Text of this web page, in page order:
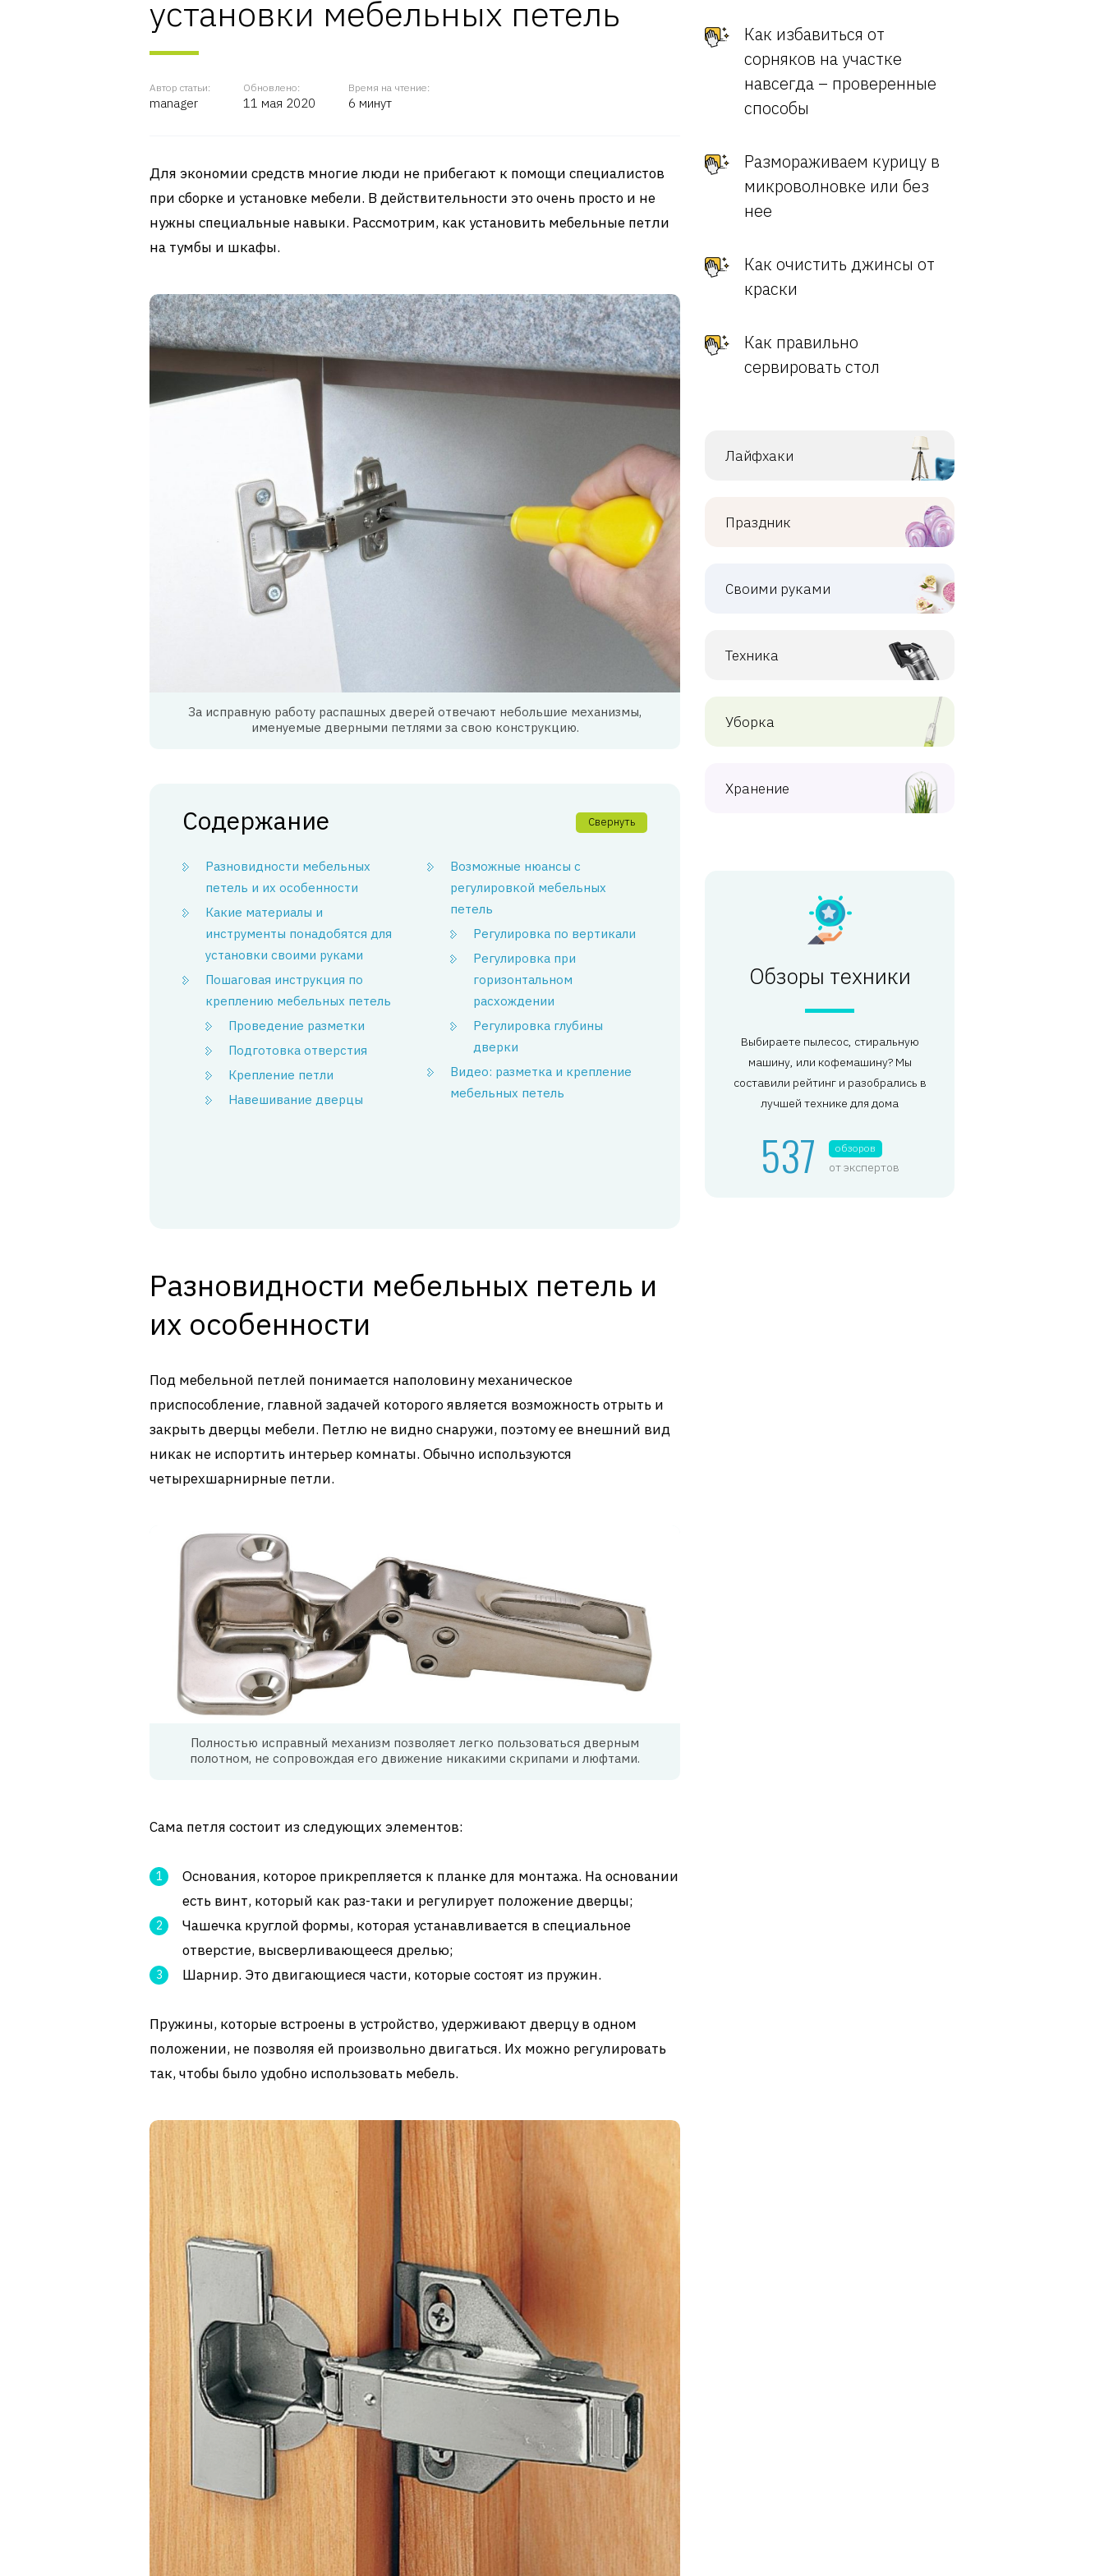
установки мебельных петель
Автор статьи:
manager
Обновлено:
11 мая 2020
Время на чтение:
6 минут
Для экономии средств многие люди не прибегают к помощи специалистов
при сборке и установке мебели. В действительности это очень просто и не
нужны специальные навыки. Рассмотрим, как установить мебельные петли
на тумбы и шкафы.
За исправную работу распашных дверей отвечают небольшие механизмы,
именуемые дверными петлями за свою конструкцию.
Содержание Свернуть
Разновидности мебельных
петель и их особенности
Какие материалы и
инструменты понадобятся для
установки своими руками
Пошаговая инструкция по
креплению мебельных петель
Проведение разметки
Подготовка отверстия
Крепление петли
Навешивание дверцы
Возможные нюансы с
регулировкой мебельных
петель
Регулировка по вертикали
Регулировка при
горизонтальном
расхождении
Регулировка глубины
дверки
Видео: разметка и крепление
мебельных петель
Разновидности мебельных петель и
их особенности
Под мебельной петлей понимается наполовину механическое
приспособление, главной задачей которого является возможность отрыть и
закрыть дверцы мебели. Петлю не видно снаружи, поэтому ее внешний вид
никак не испортить интерьер комнаты. Обычно используются
четырехшарнирные петли.
Полностью исправный механизм позволяет легко пользоваться дверным
полотном, не сопровождая его движение никакими скрипами и люфтами.
Сама петля состоит из следующих элементов:
Основания, которое прикрепляется к планке для монтажа. На основании
есть винт, который как раз-таки и регулирует положение дверцы;
Чашечка круглой формы, которая устанавливается в специальное
отверстие, высверливающееся дрелью;
Шарнир. Это двигающиеся части, которые состоят из пружин.
Пружины, которые встроены в устройство, удерживают дверцу в одном
положении, не позволяя ей произвольно двигаться. Их можно регулировать
так, чтобы было удобно использовать мебель.
Как избавиться от
сорняков на участке
навсегда – проверенные
способы
Размораживаем курицу в
микроволновке или без
нее
Как очистить джинсы от
краски
Как правильно
сервировать стол
Лайфхаки
Праздник
Своими руками
Техника
Уборка
Хранение
Обзоры техники
Выбираете пылесос, стиральную
машину, или кофемашину? Мы
составили рейтинг и разобрались в
лучшей технике для дома
537 обзоров
от экспертов